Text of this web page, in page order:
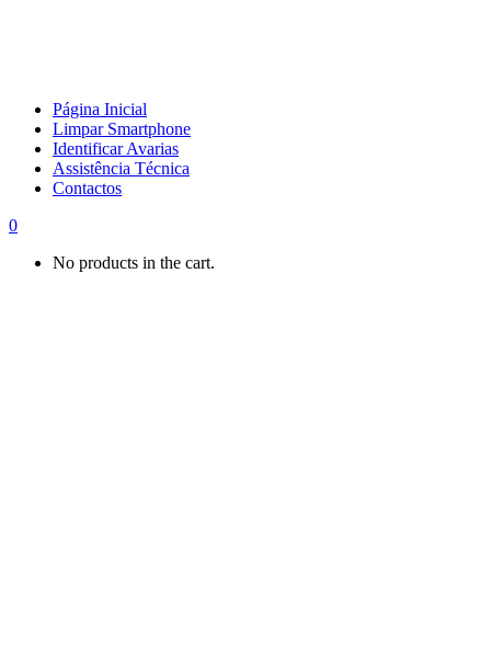
Página Inicial
Limpar Smartphone
Identificar Avarias
Assistência Técnica
Contactos
0
No products in the cart.